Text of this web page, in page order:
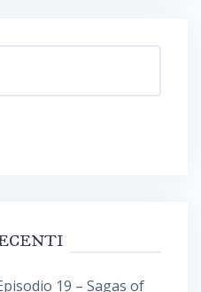
19 – Sagas of